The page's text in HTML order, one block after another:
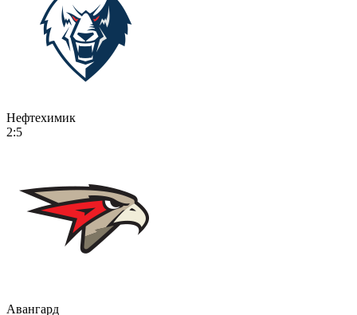
Нефтехимик
2:5
Авангард